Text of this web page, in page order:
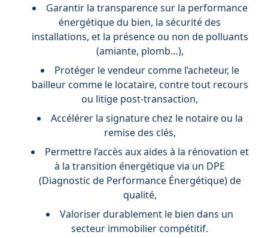
Garantir la transparence sur la performance
énergétique du bien, la sécurité des
installations, et la présence ou non de polluants
(amiante, plomb…),
Protéger le vendeur comme l’acheteur, le
bailleur comme le locataire, contre tout recours
ou litige post-transaction,
Accélérer la signature chez le notaire ou la
remise des clés,
Permettre l’accès aux aides à la rénovation et
à la transition énergétique via un DPE
(Diagnostic de Performance Énergétique) de
qualité,
Valoriser durablement le bien dans un
secteur immobilier compétitif.